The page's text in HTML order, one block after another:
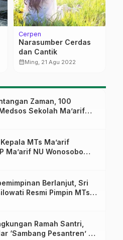
Cerpen
Narasumber Cerdas
dan Cantik
calendar_monthMing, 21 Agu 2022
Zaman, 100
Sekolah Ma’arif
Ikuti Pelatihan Literasi
MTs Ma’arif
Ma’arif NU Wonosobo
Amanah
Berlanjut, Sri
Resmi Pimpin MTs
Ramah Santri,
‘Sambang Pesantren’ di